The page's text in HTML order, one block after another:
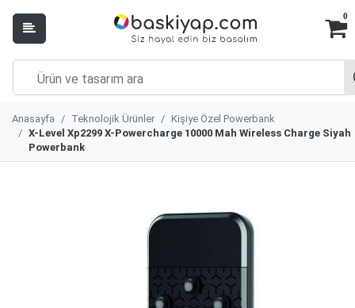
0
Anasayfa Teknolojik Ürünler
Kişiye Özel Powerbank
X-Level Xp2299 X-Powercharge 10000 Mah Wireless Charge Siyah
Powerbank